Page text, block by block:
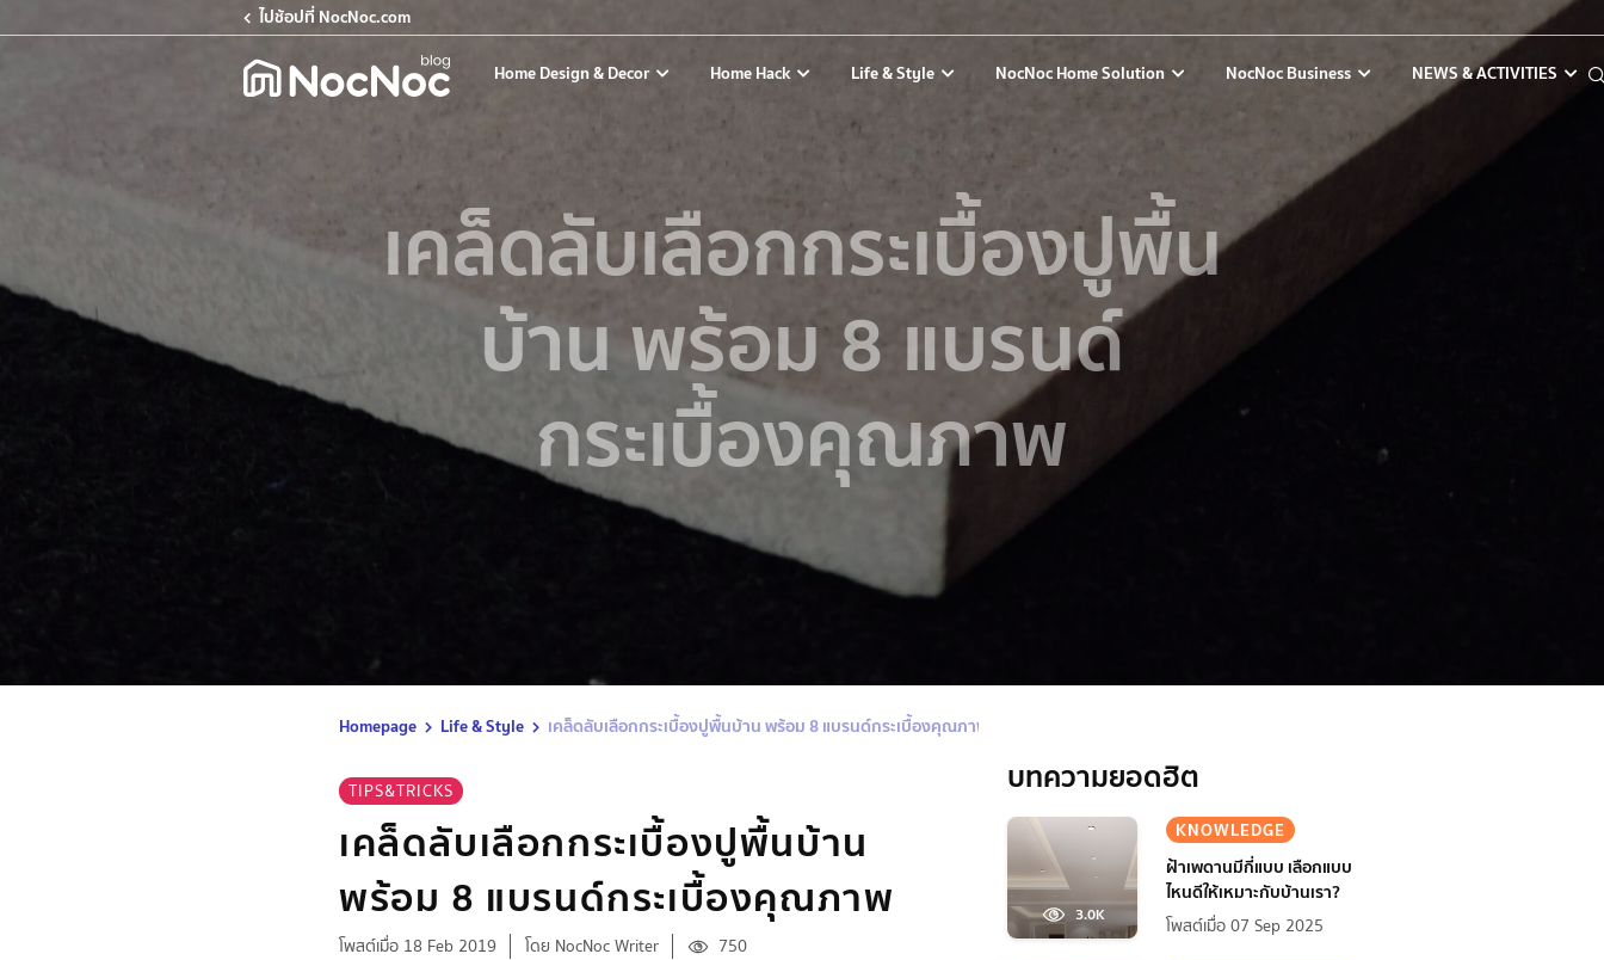
ไปช้อปที่ NocNoc.com
Home Design & Decor Home Hack Life & Style NocNoc Home Solution NocNoc Business NEWS & ACTIVITIES
เคล็ดลับเลือกกระเบื้องปูพื้น
บ้าน พร้อม 8 แบรนด์
กระเบื้องคุณภาพ
Homepage Life & Style เคล็ดลับเลือกกระเบื้องปูพื้นบ้าน พร้อม 8 แบรนด์กระเบื้องคุณภาพ
TIPS&TRICKS
เคล็ดลับเลือกกระเบื้องปูพื้นบ้าน
พร้อม 8 แบรนด์กระเบื้องคุณภาพ
โพสต์เมื่อ 18 Feb 2019 โดย NocNoc Writer 750
บทความยอดฮิต
3.0K
KNOWLEDGE
ฝ้าเพดานมีกี่แบบ เลือกแบบ
ไหนดีให้เหมาะกับบ้านเรา?
โพสต์เมื่อ 07 Sep 2025